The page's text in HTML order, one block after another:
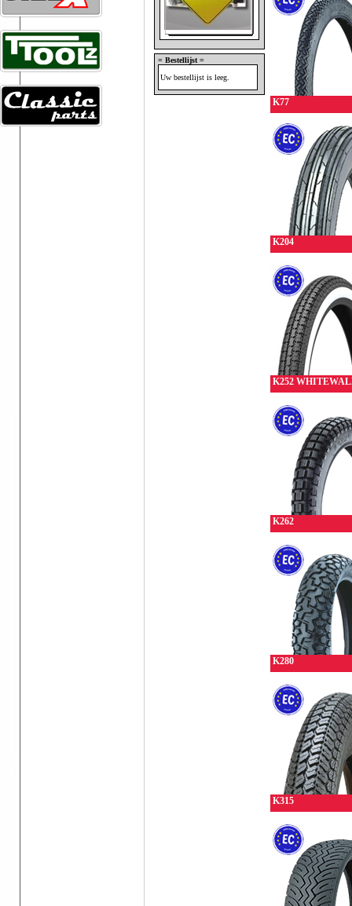
= Bestellijst =
Uw bestellijst is leeg.
K77
K204
K252
K262
K280
K315